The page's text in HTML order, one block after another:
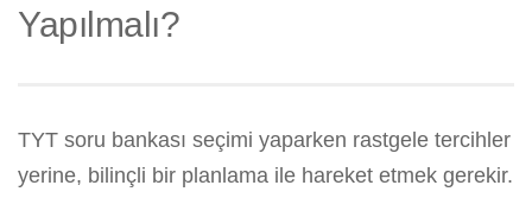
Yapılmalı?
TYT soru bankası seçimi yaparken rastgele tercihler
yerine, bilinçli bir planlama ile hareket etmek gerekir.